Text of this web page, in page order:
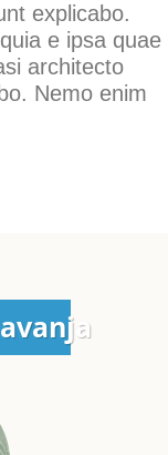
explicabo.
e ipsa quae
architecto
Nemo enim